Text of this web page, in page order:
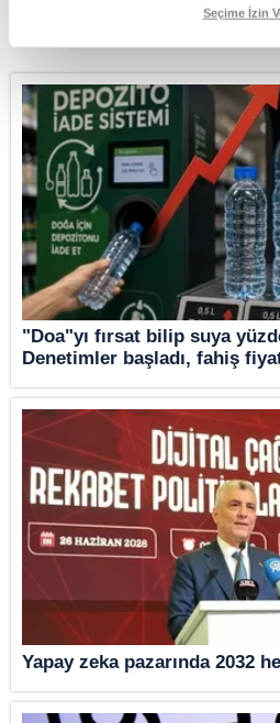
reklam/pazarlama faaliyetlerinin yapılması,
rızanız dahilinde kullanılacaktır.
tıklayabilir,Çerez Bilgilendirme Metnimizi
6698 sayılı Kişisel Verilerin Korunması
Aydınlatma Metnimizi okumak ve sitemizde
kullanılan çerezlerle ilgili bilgi almak için
Seçime İzin
"Doa"yı fırsat bilip suya
Denetimler başladı, fahiş
Yapay zeka pazarında 2032